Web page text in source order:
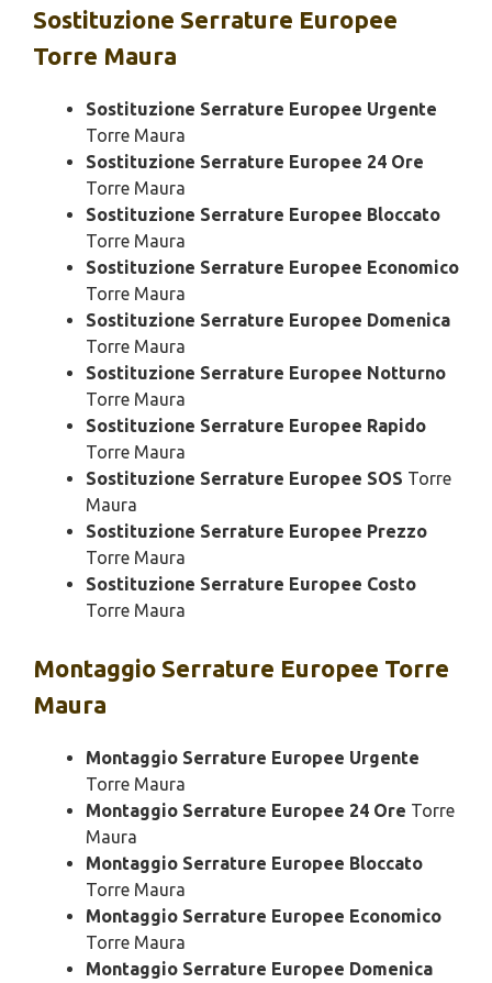
Sostituzione Serrature Europee
Torre Maura
Sostituzione Serrature Europee Urgente
Torre Maura
Sostituzione Serrature Europee 24 Ore
Torre Maura
Sostituzione Serrature Europee Bloccato
Torre Maura
Sostituzione Serrature Europee Economico
Torre Maura
Sostituzione Serrature Europee Domenica
Torre Maura
Sostituzione Serrature Europee Notturno
Torre Maura
Sostituzione Serrature Europee Rapido
Torre Maura
Sostituzione Serrature Europee SOS Torre
Maura
Sostituzione Serrature Europee Prezzo
Torre Maura
Sostituzione Serrature Europee Costo
Torre Maura
Montaggio Serrature Europee Torre
Maura
Montaggio Serrature Europee Urgente
Torre Maura
Montaggio Serrature Europee 24 Ore Torre
Maura
Montaggio Serrature Europee Bloccato
Torre Maura
Montaggio Serrature Europee Economico
Torre Maura
Montaggio Serrature Europee Domenica